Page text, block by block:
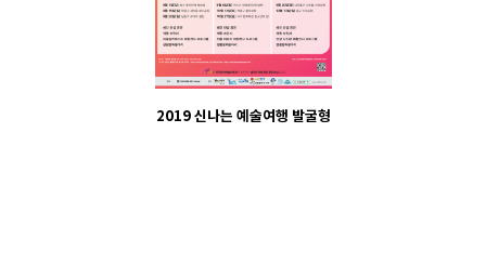
2019 신나는 예술여행 발굴형